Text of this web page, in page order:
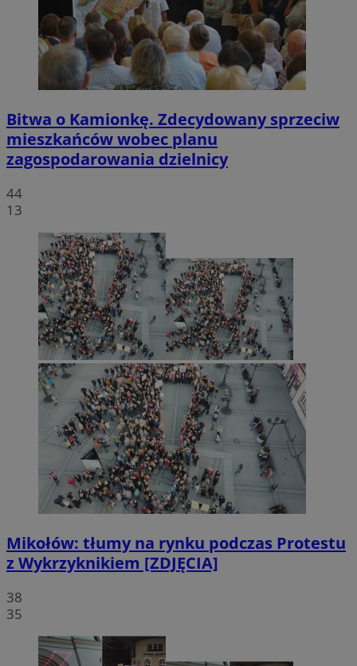
Bitwa o Kamionkę. Zdecydowany sprzeciw
mieszkańców wobec planu
zagospodarowania dzielnicy
44
13
Mikołów: tłumy na rynku podczas Protestu
z Wykrzyknikiem [ZDJĘCIA]
38
35